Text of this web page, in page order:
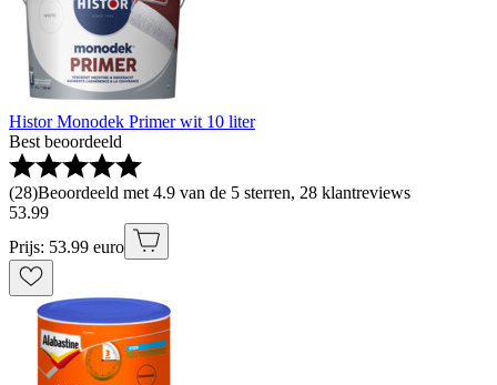
Histor Monodek Primer wit 10 liter
Best beoordeeld
(28)Beoordeeld met 4.9 van de 5 sterren, 28 klantreviews
53.99
Prijs: 53.99 euro